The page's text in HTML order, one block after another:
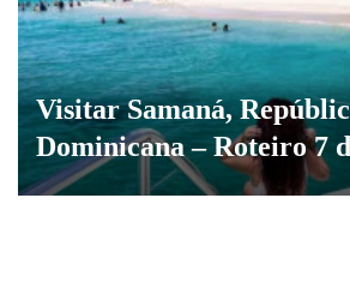
Visitar Samaná,
Dominicana – Roteiro 7